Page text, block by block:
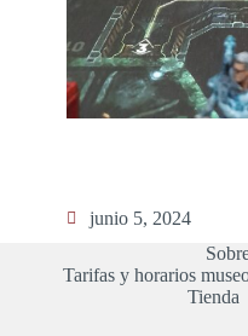
junio 5, 2024
Tarifas y horarios
Tienda